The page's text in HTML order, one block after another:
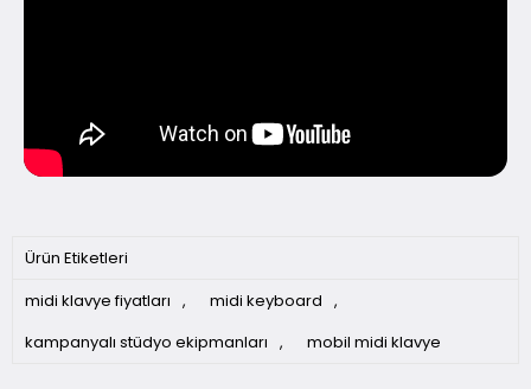
Ürün Etiketleri
midi klavye fiyatları , midi keyboard ,
kampanyalı stüdyo ekipmanları , mobil midi klavye